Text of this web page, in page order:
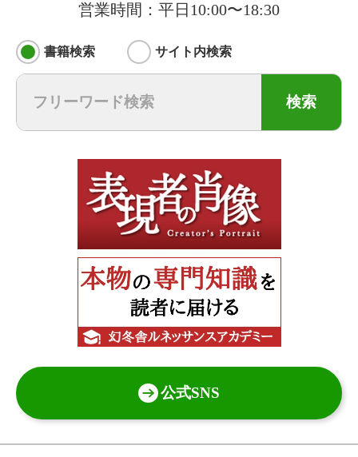
営業時間：平日10:00〜18:30
書籍検索 サイト内検索
検索
公式SNS